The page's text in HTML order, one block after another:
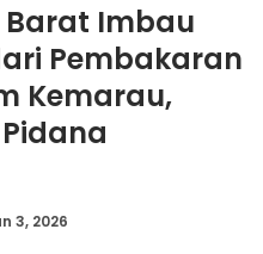
Barat Imbau
Pembakaran
Kemarau,
3, 2026